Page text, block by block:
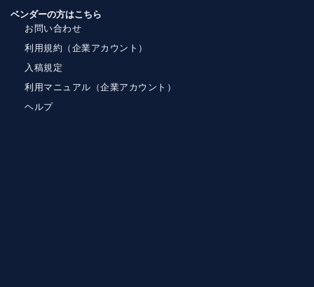
ベンダーの方はこちら
お問い合わせ
利用規約（企業アカウント）
入稿規定
利用マニュアル（企業アカウント）
ヘルプ